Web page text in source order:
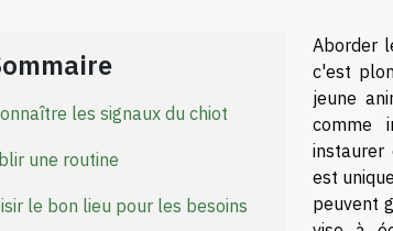
les signaux du chiot
une routine
le bon lieu pour les besoins
Aborder
c'est
jeune
comme
instaurer
est
peuvent